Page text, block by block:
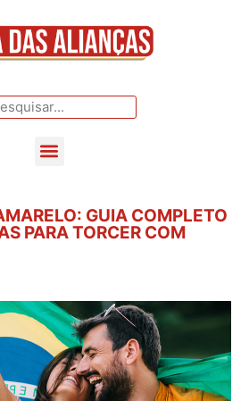
GUIA COMPLETO
PARA TORCER COM